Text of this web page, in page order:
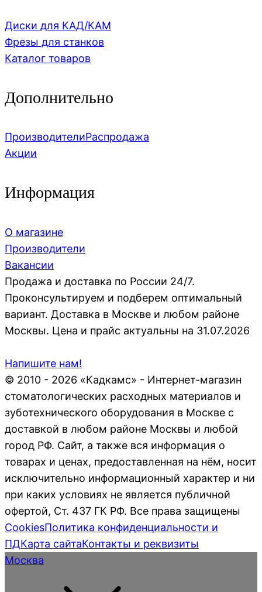
Диски для КАД/КАМ
Фрезы для станков
Каталог товаров
Дополнительно
ПроизводителиРаспродажа
Акции
Информация
О магазине
Производители
Вакансии
Продажа и доставка по России 24/7.
Проконсультируем и подберем оптимальный
вариант. Доставка в Москве и любом районе
Москвы. Цена и прайс актуальны на 31.07.2026
Напишите нам!
© 2010 - 2026 «Кадкамс» - Интернет-магазин
стоматологических расходных материалов и
зуботехнического оборудования в Москве с
доставкой в любом районе Москвы и любой
город РФ. Сайт, а также вся информация о
товарах и ценах, предоставленная на нём, носит
исключительно информационный характер и ни
при каких условиях не является публичной
офертой, Ст. 437 ГК РФ. Все права защищены
CookiesПолитика конфиденциальности и
ПДКарта сайтаКонтакты и реквизиты
Москва